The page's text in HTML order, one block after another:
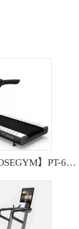
宝驰捷【POSEGYM】PT-6600Q高清大型触摸屏跑步机静音减震